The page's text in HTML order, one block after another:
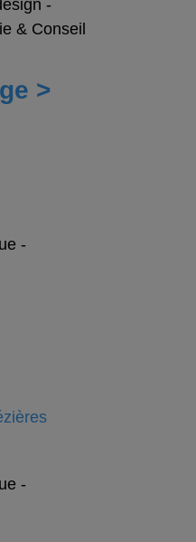
-
& Conseil
>
-
-